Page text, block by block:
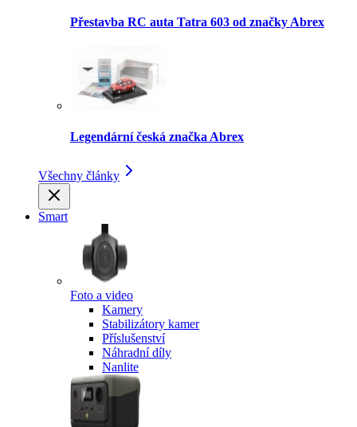
Přestavba RC auta Tatra 603 od značky Abrex
Legendární česká značka Abrex
Všechny články
Smart
Foto a video
Kamery
Stabilizátory kamer
Příslušenství
Náhradní díly
Nanlite